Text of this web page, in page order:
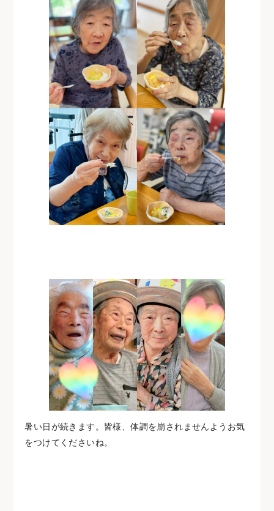
暑い日が続きます。皆様、体調を崩されませんようお気
をつけてくださいね。